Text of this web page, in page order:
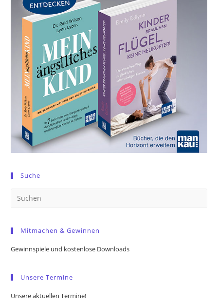
Suche
Mitmachen & Gewinnen
Gewinnspiele und kostenlose Downloads
Unsere Termine
Unsere aktuellen Termine!